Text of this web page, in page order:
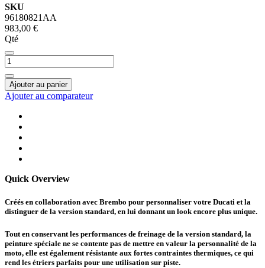
SKU
96180821AA
983,00 €
Qté
Ajouter au panier
Ajouter au comparateur
Quick Overview
Créés en collaboration avec Brembo pour personnaliser votre Ducati et la
distinguer de la version standard, en lui donnant un look encore plus unique.
Tout en conservant les performances de freinage de la version standard, la
peinture spéciale ne se contente pas de mettre en valeur la personnalité de la
moto, elle est également résistante aux fortes contraintes thermiques, ce qui
rend les étriers parfaits pour une utilisation sur piste.